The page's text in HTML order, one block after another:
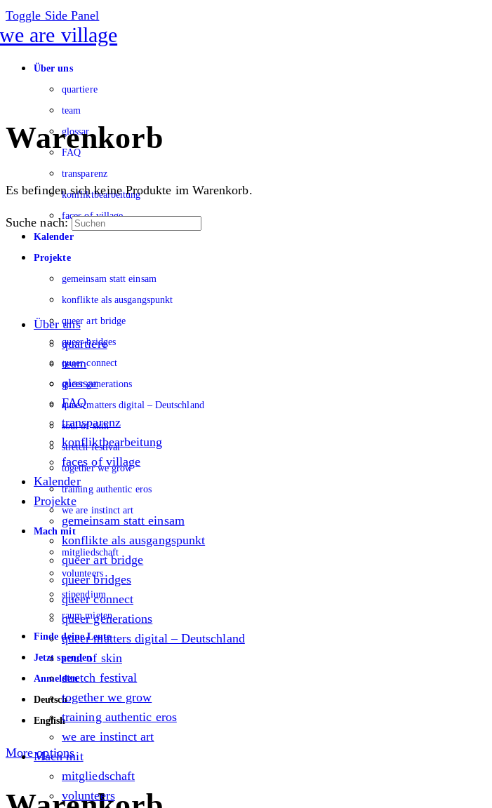
Toggle Side Panel
Über uns
quartiere
team
glossar
FAQ
transparenz
konfliktbearbeitung
faces of village
Kalender
Projekte
gemeinsam statt einsam
konflikte als ausgangspunkt
queer art bridge
queer bridges
queer connect
queer generations
queer matters digital – Deutschland
soul of skin
stretch festival
together we grow
training authentic eros
we are instinct art
Mach mit
mitgliedschaft
volunteers
stipendium
raum mieten
Finde deine Leute
Jetzt spenden
Anmelden
Deutsch
English
More options
Warenkorb
Es befinden sich keine Produkte im Warenkorb.
Suche nach:
Über uns
quartiere
team
glossar
FAQ
transparenz
konfliktbearbeitung
faces of village
Kalender
Projekte
gemeinsam statt einsam
konflikte als ausgangspunkt
queer art bridge
queer bridges
queer connect
queer generations
queer matters digital – Deutschland
soul of skin
stretch festival
together we grow
training authentic eros
we are instinct art
Mach mit
mitgliedschaft
volunteers